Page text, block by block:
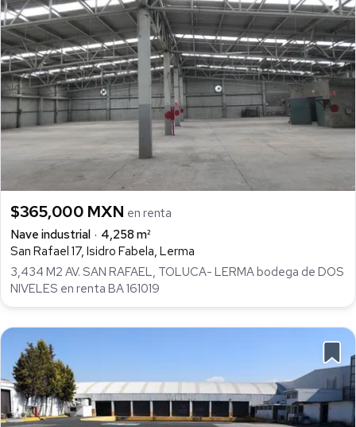
$365,000 MXN en renta
Nave industrial
4,258 m²
San Rafael 17, Isidro Fabela, Lerma
3,434 M2 AV. SAN RAFAEL, TOLUCA- LERMA bodega de DOS
NIVELES en renta BA 161019